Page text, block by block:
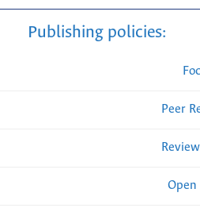
Publishing policies:
Peer
Open